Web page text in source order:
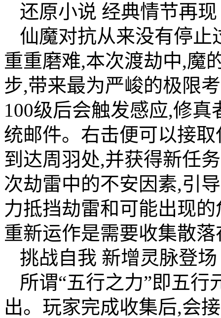
还原小说 经典情节再现
仙魔对抗从来没有停止
重重磨难,本次渡劫中,魔
步,带来最为严峻的极限
100级后会触发感应,修
统邮件。右击便可以接
到达周羽处,并获得新任
次劫雷中的不安因素,引
力抵挡劫雷和可能出现
重新运作是需要收集散
挑战自我 新增灵脉登场
所谓“五行之力”即五行
出。玩家完成收集后,会